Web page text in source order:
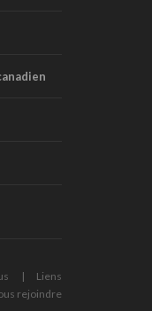
Liens
rejoindre